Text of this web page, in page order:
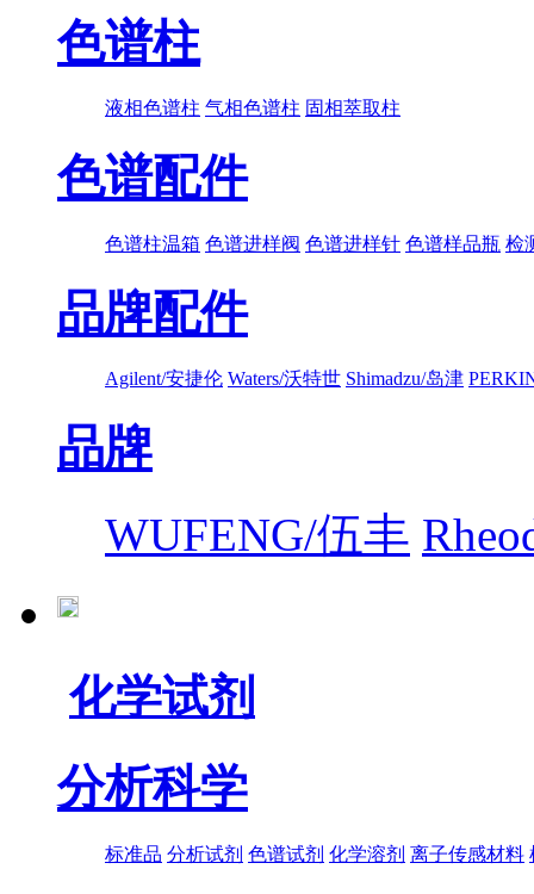
色谱柱
液相色谱柱 气相色谱柱 固相萃取柱
色谱配件
色谱柱温箱 色谱进样阀 色谱进样针 色谱样品瓶 检
品牌配件
Agilent/安捷伦 Waters/沃特世 Shimadzu/岛津
品牌
WUFENG/伍丰
化学试剂
分析科学
标准品 分析试剂 色谱试剂 化学溶剂 离子传感材料